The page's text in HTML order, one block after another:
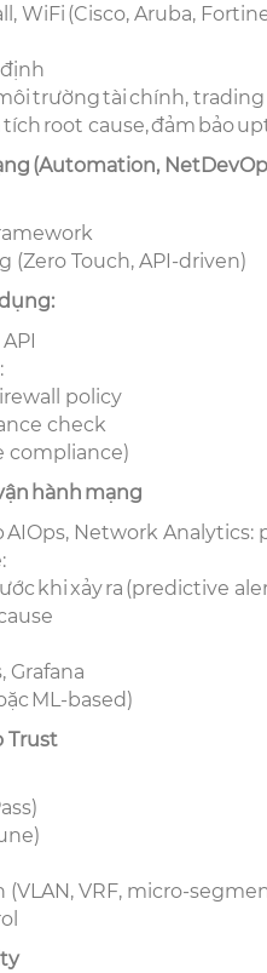
WiFi (Cisco, Aruba,
trường tài chính, trading
tích root cause, đảm bảo
(Automation,
(Zero Touch, API-driven)
policy
check
compliance)
hành mạng
AIOps, Network
khi xảy ra (predictive
Grafana
ML-based)
Trust
VRF, micro-